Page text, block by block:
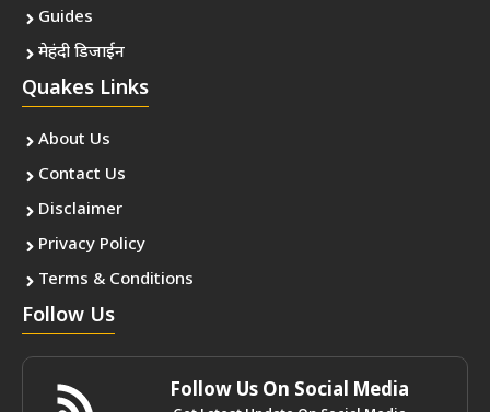
Guides
मेहंदी डिजाईन
Quakes Links
About Us
Contact Us
Disclaimer
Privacy Policy
Terms & Conditions
Follow Us
Follow Us On Social Media